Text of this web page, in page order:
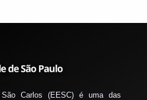
Carlos (EESC) é uma das